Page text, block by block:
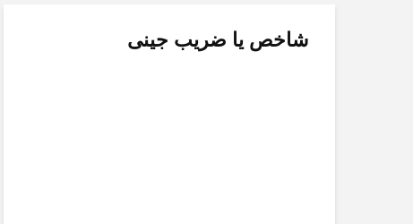
شاخص یا ضریب جینی